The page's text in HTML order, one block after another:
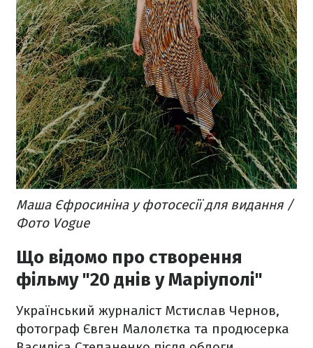
Маша Єфросиніна у фотосесії для видання /
Фото Vogue
Що відомо про створення
фільму "20 днів у Маріуполі"
Український журналіст Мстислав Чернов,
фотограф Євген Малолєтка та продюсерка